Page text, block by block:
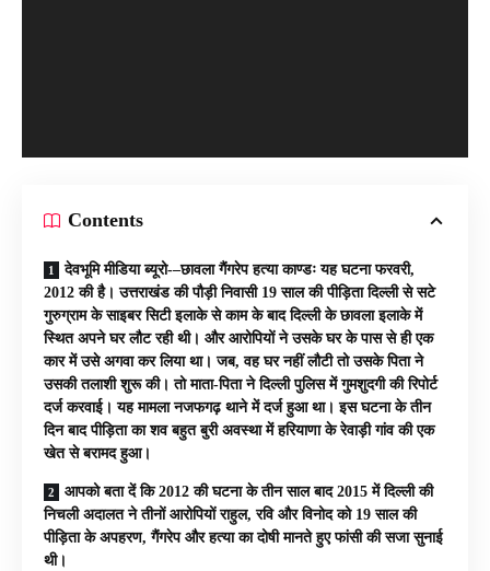
Contents
देवभूमि मीडिया ब्यूरो-–छावला गैंगरेप हत्या काण्डः यह घटना फरवरी,
2012 की है। उत्तराखंड की पौड़ी निवासी 19 साल की पीड़िता दिल्ली से सटे
गुरुग्राम के साइबर सिटी इलाके से काम के बाद दिल्ली के छावला इलाके में
स्थित अपने घर लौट रही थी। और आरोपियों ने उसके घर के पास से ही एक
कार में उसे अगवा कर लिया था। जब, वह घर नहीं लौटी तो उसके पिता ने
उसकी तलाशी शुरू की। तो माता-पिता ने दिल्ली पुलिस में गुमशुदगी की रिपोर्ट
दर्ज करवाई। यह मामला नजफगढ़ थाने में दर्ज हुआ था। इस घटना के तीन
दिन बाद पीड़िता का शव बहुत बुरी अवस्था में हरियाणा के रेवाड़ी गांव की एक
खेत से बरामद हुआ।
आपको बता दें कि 2012 की घटना के तीन साल बाद 2015 में दिल्ली की
निचली अदालत ने तीनों आरोपियों राहुल, रवि और विनोद को 19 साल की
पीड़िता के अपहरण, गैंगरेप और हत्या का दोषी मानते हुए फांसी की सजा सुनाई
थी।